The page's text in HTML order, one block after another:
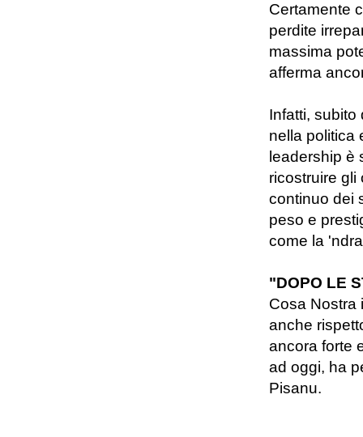
Certamente
perdite
massima
afferma
Infatti,
nella politica
leadership è
ricostruire gli
continuo dei
peso e
come la
"DOPO LE
Cosa Nostra
anche
ancora forte
ad oggi, ha
Pisanu.